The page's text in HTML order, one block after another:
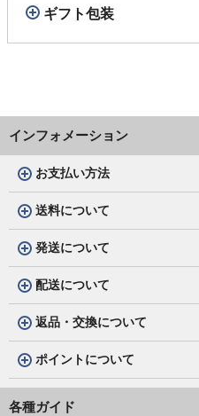
ギフト包装
インフォメーション
お支払い方法
送料について
発送について
配送について
返品・交換について
ポイントについて
各種ガイド